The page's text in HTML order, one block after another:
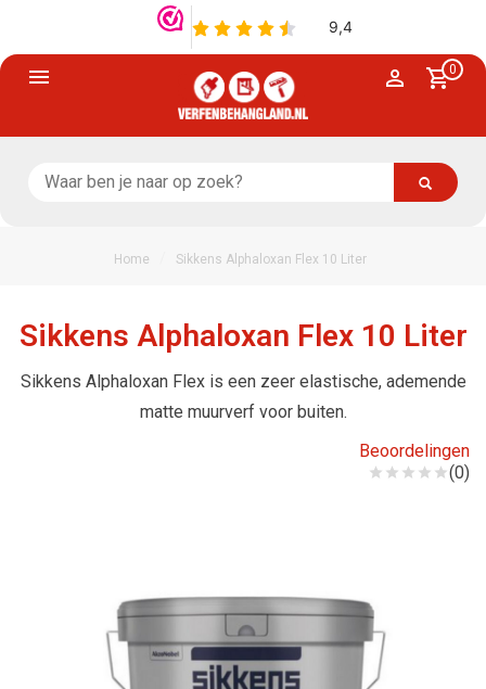
0
Home Sikkens Alphaloxan Flex 10 Liter
Sikkens Alphaloxan Flex 10 Liter
Sikkens Alphaloxan Flex is een zeer elastische, ademende
matte muurverf voor buiten.
Beoordelingen
(0)